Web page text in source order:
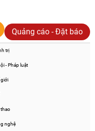
Quảng cáo - Đặt báo
trị
- Pháp luật
nghệ